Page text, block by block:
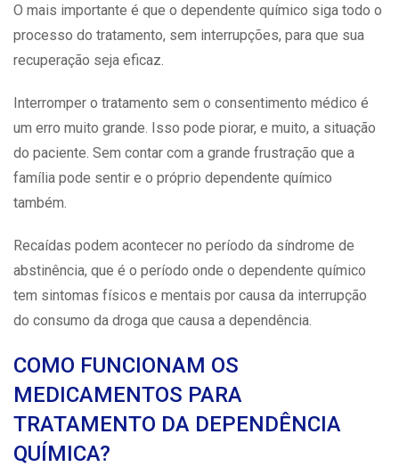
O mais importante é que o dependente químico siga todo o
processo do tratamento, sem interrupções, para que sua
recuperação seja eficaz.
Interromper o tratamento sem o consentimento médico é
um erro muito grande. Isso pode piorar, e muito, a situação
do paciente. Sem contar com a grande frustração que a
família pode sentir e o próprio dependente químico
também.
Recaídas podem acontecer no período da síndrome de
abstinência, que é o período onde o dependente químico
tem sintomas físicos e mentais por causa da interrupção
do consumo da droga que causa a dependência.
COMO FUNCIONAM OS
MEDICAMENTOS PARA
TRATAMENTO DA DEPENDÊNCIA
QUÍMICA?